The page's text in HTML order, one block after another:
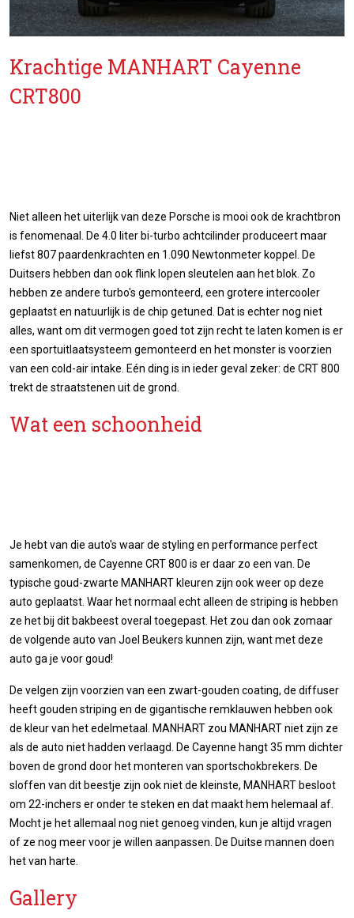
Krachtige MANHART Cayenne
CRT800
Niet alleen het uiterlijk van deze Porsche is mooi ook de krachtbron
is fenomenaal. De 4.0 liter bi-turbo achtcilinder produceert maar
liefst 807 paardenkrachten en 1.090 Newtonmeter koppel. De
Duitsers hebben dan ook flink lopen sleutelen aan het blok. Zo
hebben ze andere turbo's gemonteerd, een grotere intercooler
geplaatst en natuurlijk is de chip getuned. Dat is echter nog niet
alles, want om dit vermogen goed tot zijn recht te laten komen is er
een sportuitlaatsysteem gemonteerd en het monster is voorzien
van een cold-air intake. Eén ding is in ieder geval zeker: de CRT 800
trekt de straatstenen uit de grond.
Wat een schoonheid
Je hebt van die auto's waar de styling en performance perfect
samenkomen, de Cayenne CRT 800 is er daar zo een van. De
typische goud-zwarte MANHART kleuren zijn ook weer op deze
auto geplaatst. Waar het normaal echt alleen de striping is hebben
ze het bij dit bakbeest overal toegepast. Het zou dan ook zomaar
de volgende auto van Joel Beukers kunnen zijn, want met deze
auto ga je voor goud!
De velgen zijn voorzien van een zwart-gouden coating, de diffuser
heeft gouden striping en de gigantische remklauwen hebben ook
de kleur van het edelmetaal. MANHART zou MANHART niet zijn ze
als de auto niet hadden verlaagd. De Cayenne hangt 35 mm dichter
boven de grond door het monteren van sportschokbrekers. De
sloffen van dit beestje zijn ook niet de kleinste, MANHART besloot
om 22-inchers er onder te steken en dat maakt hem helemaal af.
Mocht je het allemaal nog niet genoeg vinden, kun je altijd vragen
of ze nog meer voor je willen aanpassen. De Duitse mannen doen
het van harte.
Gallery